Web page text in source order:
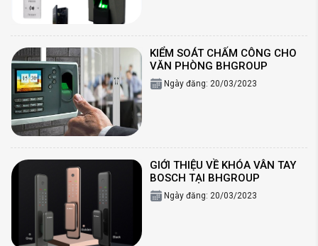
KIỂM SOÁT CHẤM CÔNG CHO
VĂN PHÒNG BHGROUP
Ngày đăng: 20/03/2023
GIỚI THIỆU VỀ KHÓA VÂN TAY
BOSCH TẠI BHGROUP
Ngày đăng: 20/03/2023